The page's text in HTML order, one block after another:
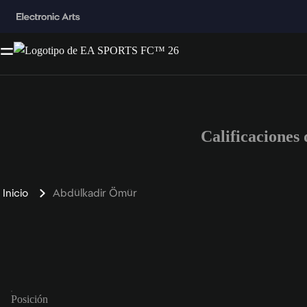
Calificaciones
Inicio Abdülkadir Ömür
Posición